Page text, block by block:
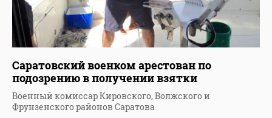
Саратовский военком арестован по
подозрению в получении взятки
Военный комиссар Кировского, Волжского и
Фрунзенского районов Саратова